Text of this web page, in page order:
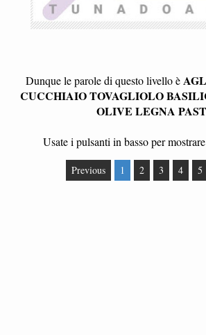
Dunque le parole di questo livello è
CUCCHIAIO TOVAGLIOLO
OLIVE LEGNA
Usate i pulsanti in basso per
Previous 1 2 3 4 5